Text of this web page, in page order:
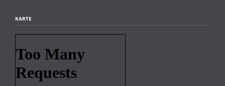
KARTE